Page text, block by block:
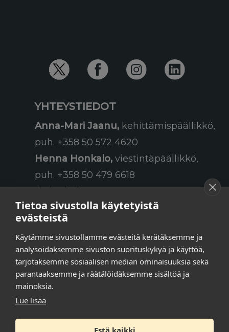
YHTEYSTIEDOT
Anna-Mari Jaanu, kehittämispäällikkö,
puh. +358 50 572 4620
Henna Honkalo, viestintäpäällikkö,
puh. +358 50 479 6618
tapahtumakoordinaattori,
puh. +358 45 130 3832
Susanna Laasio, sihteeri,
puh. +358 50 590 4619
tarkeissatoissa[a]kt.fi
Tilaa uutiskirje
Tietoa sivustolla käytetyistä
evästeistä
Käytämme sivustollamme evästeitä kerätäksemme ja
analysoidaksemme sivuston suorituskykyä ja käyttöä,
tarjotaksemme sosiaalisen median ominaisuuksia sekä
parantaaksemme ja räätälöidäksemme sisältöä ja
mainoksia.
Lue lisää
Estä kaikki